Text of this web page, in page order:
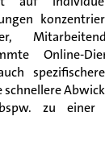
Online-
zu einer